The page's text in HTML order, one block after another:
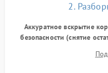
2.
Аккуратное вскрытие
безопасности (снятие
и кистей для